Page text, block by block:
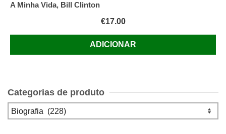
A Minha Vida, Bill Clinton
€17.00
ADICIONAR
Categorias de produto